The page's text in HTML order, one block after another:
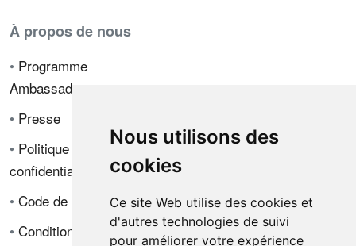
Nous utilisons des
cookies
Ce site Web utilise des cookies et
d'autres technologies de suivi
pour améliorer votre expérience
À propos de nous
• Programme
Ambassadeur
• Presse
• Politique de
confidentialité
• Code de déontologie
• Conditions de vente